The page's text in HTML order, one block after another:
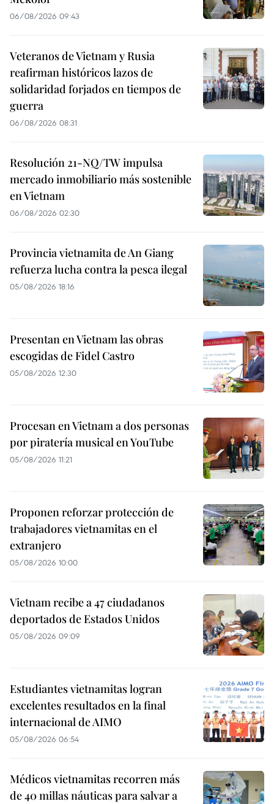
06/08/2026 09:43
Veteranos de Vietnam y Rusia
reafirman históricos lazos de
solidaridad forjados en tiempos de
guerra
06/08/2026 08:31
Resolución 21-NQ/TW impulsa
mercado inmobiliario más sostenible
en Vietnam
06/08/2026 02:30
Provincia vietnamita de An Giang
refuerza lucha contra la pesca ilegal
05/08/2026 18:16
Presentan en Vietnam las obras
escogidas de Fidel Castro
05/08/2026 12:30
Procesan en Vietnam a dos personas
por piratería musical en YouTube
05/08/2026 11:21
Proponen reforzar protección de
trabajadores vietnamitas en el
extranjero
05/08/2026 10:00
Vietnam recibe a 47 ciudadanos
deportados de Estados Unidos
05/08/2026 09:09
Estudiantes vietnamitas logran
excelentes resultados en la final
internacional de AIMO
05/08/2026 06:54
Médicos vietnamitas recorren más
de 40 millas náuticas para salvar a